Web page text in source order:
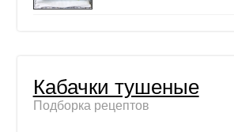
Кабачки тушеные
Подборка рецептов